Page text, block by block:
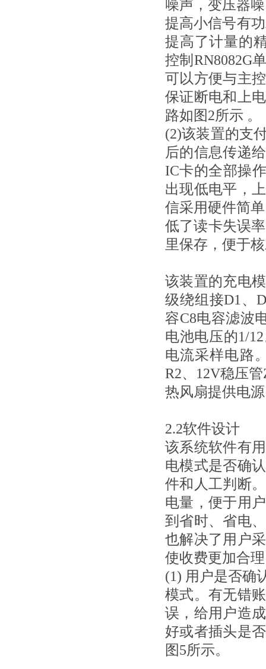
噪声，变压器
提高小信号有
提高了计量的
控制RN8082G
可以方便与主
保证断电和上
路如图2所示 。
(2)该装置的支
后的信息传递
IC卡的全部操
出现低电平，
信采用硬件简
低了读卡失误
里保存，便于
该装置的充电
级绕组 接D1、
容C8电容滤波
电池电压的1/
电流采样电路
R2、12V稳压
热风扇提供电
2.2软件设计
该系统软件有
电模式是否确
件和人工判断
电量，便于用
到省时、省电
也解决了用户
使收费更加合
(1) 用户是否确
模式。有无错
误，给用户造
好或者插头是
图5所示。